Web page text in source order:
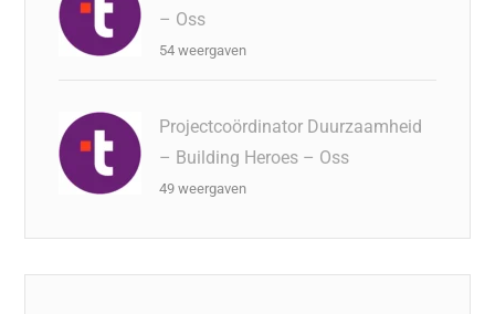
– Oss
54 weergaven
Projectcoördinator Duurzaamheid
– Building Heroes – Oss
49 weergaven